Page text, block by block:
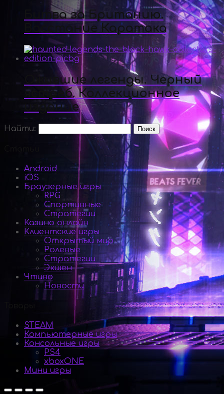
Битва за Британию.
Восстание Каратака
Ожившие легенды. Черный
ястреб. Коллекционное
издание
Найти:
Android
iOS
Браузерные игры
RPG
Спортивные
Стратегии
Казино онлайн
Клиентские игры
Открытый мир
Ролевые
Стратегии
Экшен
Чтиво
Новости
STEAM
Компьютерные игры
Консольные игры
PS4
xboxONE
Мини игры